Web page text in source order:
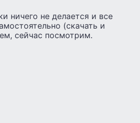
ничего не делается и все
(скачать и
сейчас посмотрим.